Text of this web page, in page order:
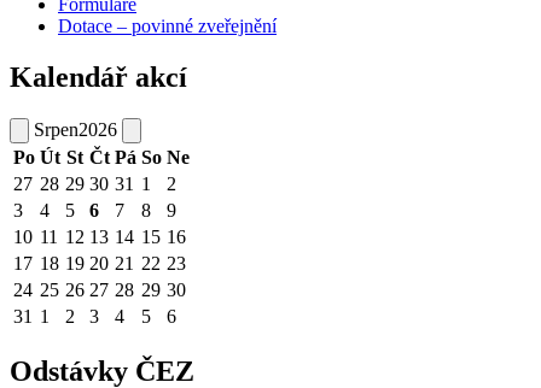
Formuláře
Dotace – povinné zveřejnění
Kalendář akcí
Srpen2026
Po Út St Čt Pá So Ne
27 28 29 30 31 1
2
3
4 5 6 7 8
9
10 11 12 13 14 15 16
17 18 19 20 21 22 23
24 25 26 27 28 29 30
31 1 2 3 4 5 6
Odstávky ČEZ